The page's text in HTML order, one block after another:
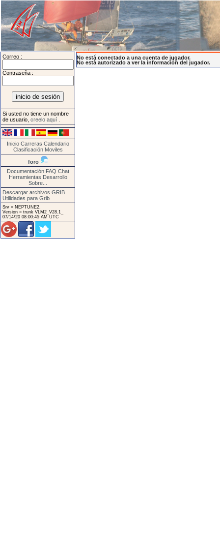
Correo :
Contraseña :
Si usted no tiene un nombre
de usuario, creelo aquí
Inicio Carreras Calendario
Clasificación Moviles
foro
Documentación FAQ Chat
Herramientas Desarrollo
Sobre...
Descargar archivos GRIB
Utilidades para Grib
Srv = NEPTUNE2.
Version = trunk VLM2_V28.1_
07/14/20 08:00:45 AM UTC
No está conectado a una cuenta de jugador.
No está autorizado a ver la información del jugador.